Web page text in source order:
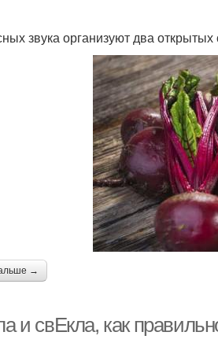
зву­ка орга­ни­зу­ют два откры­тых
→
и свЕкла, как